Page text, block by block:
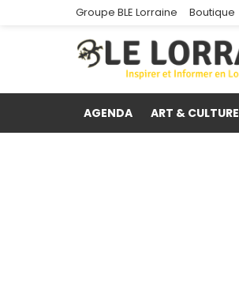
Groupe BLE Lorraine Boutique
AGENDA ART & CULTURE